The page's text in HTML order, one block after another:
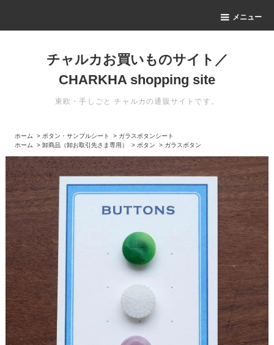
メニュー
チャルカお買いものサイト／
CHARKHA shopping site
東欧・手しごと チャルカの通販サイトです。
ホーム > ボタン・サンプルシート > ガラスボタンシート
ホーム
>卸商品（卸お取引先さま専用） > ボタン > ガラスボタン